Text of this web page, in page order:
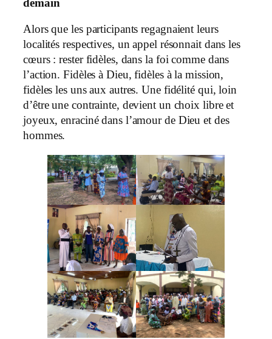
demain
Alors que les participants regagnaient leurs
localités respectives, un appel résonnait dans les
cœurs : rester fidèles, dans la foi comme dans
l’action. Fidèles à Dieu, fidèles à la mission,
fidèles les uns aux autres. Une fidélité qui, loin
d’être une contrainte, devient un choix libre et
joyeux, enraciné dans l’amour de Dieu et des
hommes.